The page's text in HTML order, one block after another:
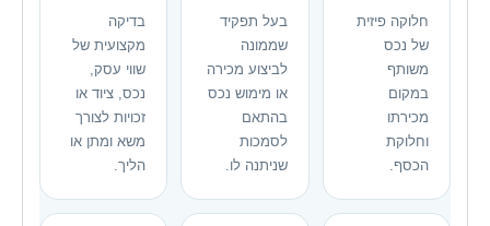
חלוקה פיזית
של נכס
משותף
במקום
מכירתו
וחלוקת
הכסף.
בעל תפקיד
שממונה
לביצוע מכירה
או מימוש נכס
בהתאם
לסמכות
שניתנה לו.
בדיקה
מקצועית של
שווי עסק,
נכס, ציוד או
זכויות לצורך
משא ומתן או
הליך.